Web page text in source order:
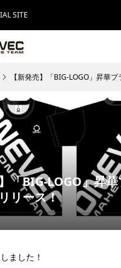
SITE
【新発売】「BIG-LOGO」昇華プラク
】「BIG-LOGO」昇
リース！
ました！